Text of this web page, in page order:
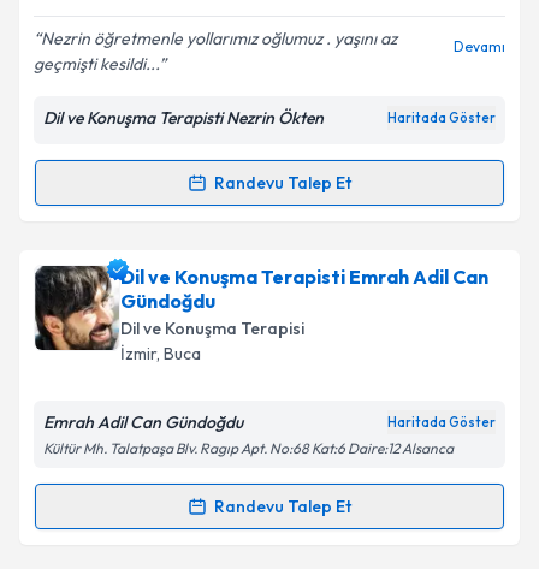
E-posta Adresiniz
'ni okudum ve kişisel verilerimin belirtilen
kapsamda işlenmesini kabul ediyorum.
Takvim Talebini Gönder
Nezrin öğretmenle yollarımız oğlumuz . yaşını az
geçmişti kesildi...
Devamı
Dil ve Konuşma Terapisti Nezrin Ökten Haritada Göster
Randevu Talep Et
Randevu Takvimi Talebi
Dil ve Konuşma Terapisti Nezrin Ökteniçin
randevu takvimi talebi oluşturun. Size bu uzmandan
randevu almanız için bir takvim hazırlandığında e-
posta ile bilgilendireceğiz.
Kişisel verilerimin işlenmesine ilişkin
Dil ve Konuşma Terapisti Emrah Adil Can
Gündoğdu
Dil ve Konuşma Terapisi
İzmir, Buca
Emrah Adil Can Gündoğdu Haritada Göster
Kültür Mh. Talatpaşa Blv. Ragıp Apt. No:68 Kat:6 Daire:12 Alsanca
Randevu Talep Et
Randevu Takvimi Talebi